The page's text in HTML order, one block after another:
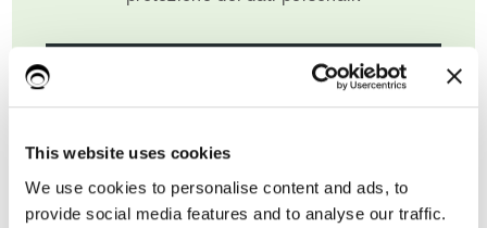
This website uses cookies
We use cookies to personalise content and ads, to
provide social media features and to analyse our traffic.